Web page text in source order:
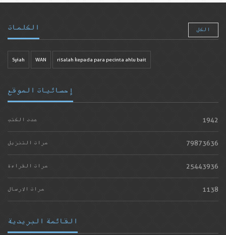
الكلمات الكل
Syiah WAN risalah kepada para pecinta ahlu bait
إحصائيات الموقع
عدد الكتب 1942
مرات التنزيل 79873636
مرات القراءة 25443936
مرات الارسال 1138
القائمة البريدية